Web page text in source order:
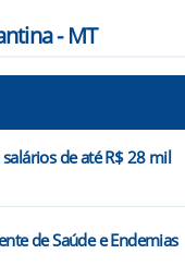
- MT
de até R$ 28 mil
de Saúde e Endemias